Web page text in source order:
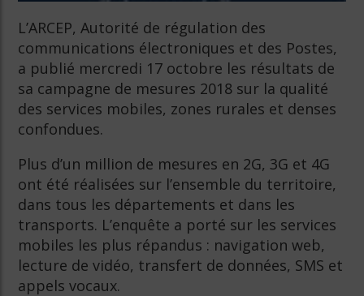
L’ARCEP, Autorité de régulation des
communications électroniques et des Postes,
a publié mercredi 17 octobre les résultats de
sa campagne de mesures 2018 sur la qualité
des services mobiles, zones rurales et denses
confondues.
Plus d’un million de mesures en 2G, 3G et 4G
ont été réalisées sur l’ensemble du territoire,
dans tous les départements et dans les
transports. L’enquête a porté sur les services
mobiles les plus répandus : navigation web,
lecture de vidéo, transfert de données, SMS et
appels vocaux.